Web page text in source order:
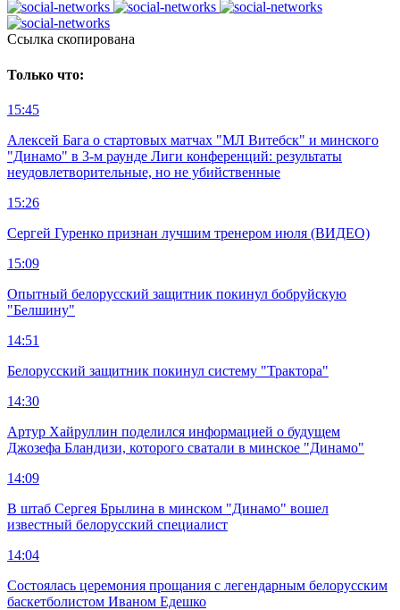
Ccылка скопирована
Только что:
15:45
Алексей Бага о стартовых матчах "МЛ Витебск" и минского
"Динамо" в 3-м раунде Лиги конференций: результаты
неудовлетворительные, но не убийственные
15:26
Сергей Гуренко признан лучшим тренером июля (ВИДЕО)
15:09
Опытный белорусский защитник покинул бобруйскую
"Белшину"
14:51
Белорусский защитник покинул систему "Трактора"
14:30
Артур Хайруллин поделился информацией о будущем
Джозефа Бландизи, которого сватали в минское "Динамо"
14:09
В штаб Сергея Брылина в минском "Динамо" вошел
известный белорусский специалист
14:04
Состоялась церемония прощания с легендарным белорусским
баскетболистом Иваном Едешко